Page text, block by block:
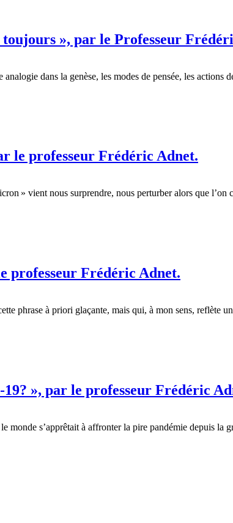
», par le Professeur
dans la genèse, les modes de pensée, les actions
le professeur Frédéric Adnet.
» vient nous surprendre, nous perturber alors que
professeur Frédéric Adnet.
phrase à priori glaçante, mais qui, à mon sens, reflète
», par le professeur Frédéric
s’apprêtait à affronter la pire pandémie depuis